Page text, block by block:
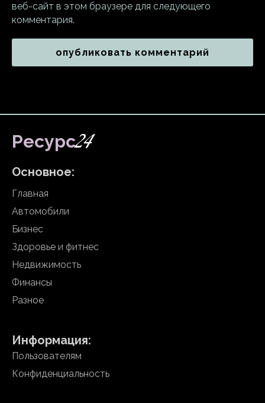
веб-сайт в этом браузере для следующего
комментария.
Ресурс24
Основное:
Главная
Автомобили
Бизнес
Здоровье и фитнес
Недвижимость
Финансы
Разное
Информация:
Пользователям
Конфиденциальность